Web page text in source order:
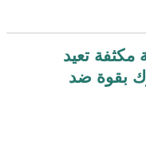
مكثفة تعيد
بقوة ضد